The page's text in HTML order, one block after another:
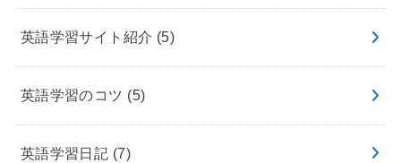
英語学習サイト紹介 (5)
英語学習のコツ (5)
英語学習日記 (7)